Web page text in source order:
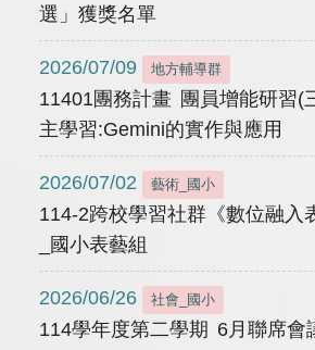
選」獲獎名單
2026/07/09 地方輔導群
11401團務計畫 團員增能研習(
主學習:Gemini的實作與應用
2026/07/02 藝術_國小
114-2跨校學習社群《數位融入
_國小表藝組
2026/06/26 社會_國小
114學年度第二學期 6月聯席會